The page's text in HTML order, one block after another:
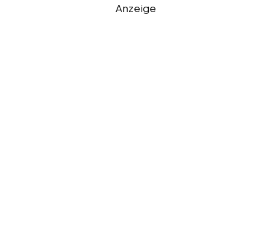
Anzeige